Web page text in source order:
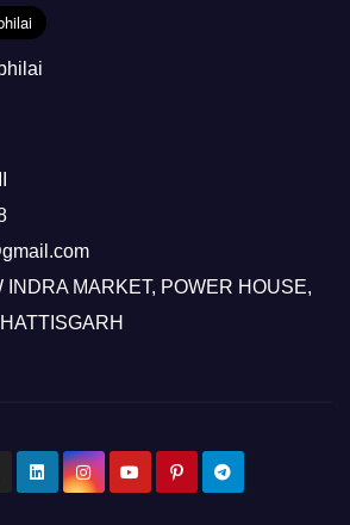
INDRA MARKET, POWER HOUSE,